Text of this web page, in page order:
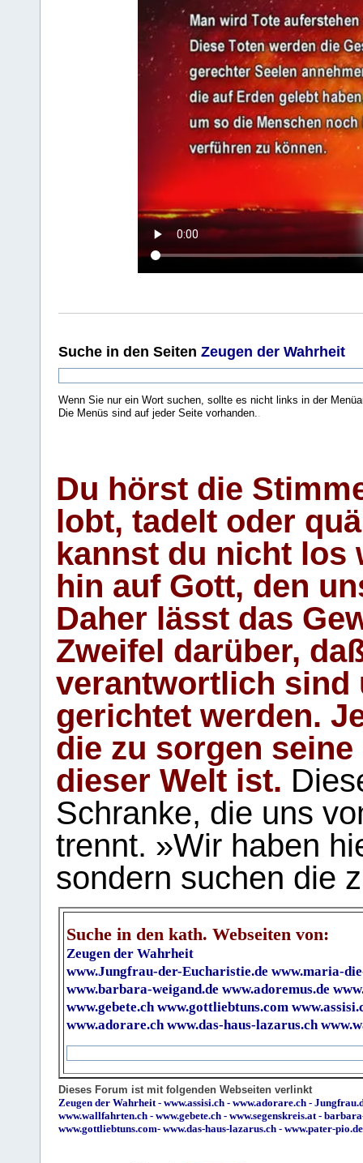
Suche in den Seiten Zeugen der Wahrheit
Wenn Sie nur ein Wort suchen, sollte es nicht links in der
Die Menüs sind auf jeder Seite vorhanden..
Du hörst die
lobt, tadelt oder
kannst du nicht los
hin auf Gott, den
Daher lässt das
Zweifel darüber,
verantwortlich sind
gerichtet werden.
die zu sorgen
dieser Welt ist.
Schranke, die uns
trennt. »Wir haben
sondern suchen die
Suche in den kath. Webseiten von:
Zeugen der Wahrheit
www.Jungfrau-der-Eucharistie.de www.maria-
www.barbara-weigand.de www.adoremus.de
www.gebete.ch www.gottliebtuns.com
www.adorare.ch www.das-haus-lazarus.ch
Dieses Forum ist mit folgenden Webseiten verlinkt
Zeugen der Wahrheit- www.assisi.ch - www.adorare.ch -
www.wallfahrten.ch - www.gebete.ch - www.segenskreis.at-
www.gottliebtuns.com- www.das-haus-lazarus.ch - www.pater-pio.de